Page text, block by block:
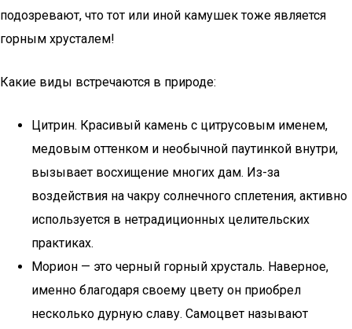
подозревают, что тот или иной камушек тоже является
горным хрусталем!
Какие виды встречаются в природе:
Цитрин. Красивый камень с цитрусовым именем,
медовым оттенком и необычной паутинкой внутри,
вызывает восхищение многих дам. Из-за
воздействия на чакру солнечного сплетения, активно
используется в нетрадиционных целительских
практиках.
Морион — это черный горный хрусталь. Наверное,
именно благодаря своему цвету он приобрел
несколько дурную славу. Самоцвет называют